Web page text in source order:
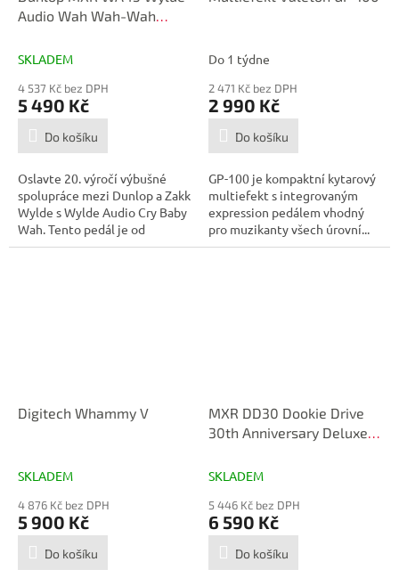
Audio Wah Wah-Wah
SKLADEM
4 537 Kč bez DPH
5 490 Kč
Do košíku
Oslavte 20. výročí výbušné
spolupráce mezi Dunlop a Zakk
Wylde s Wylde Audio Cry Baby
Wah. Tento pedál je od
základů...
Do 1 týdne
2 471 Kč bez DPH
2 990 Kč
Do košíku
GP-100 je kompaktní kytarový
multiefekt s integrovaným
expression pedálem vhodný
pro muzikanty všech úrovní...
Digitech Whammy V
SKLADEM
4 876 Kč bez DPH
5 900 Kč
Do košíku
MXR DD30 Dookie Drive
30th Anniversary Deluxe
SKLADEM
5 446 Kč bez DPH
6 590 Kč
Do košíku